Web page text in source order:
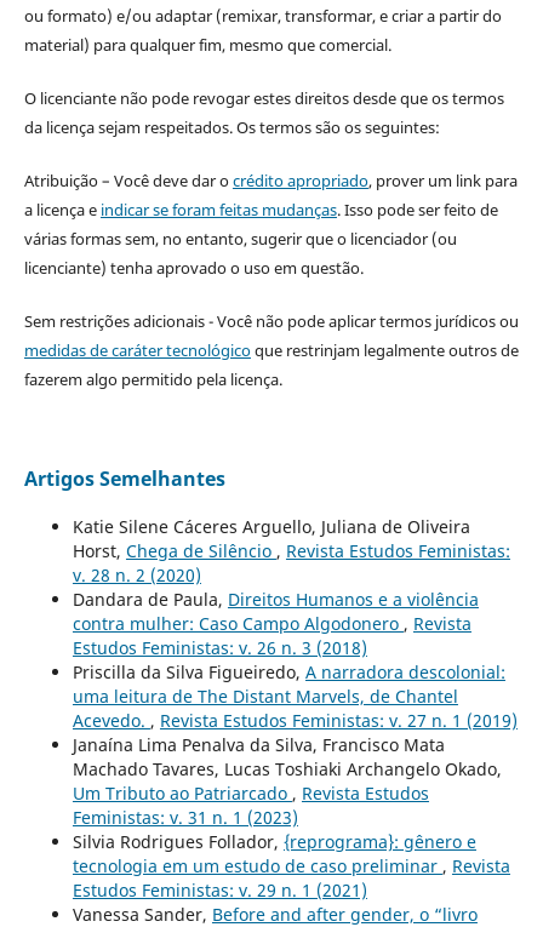
ou formato) e/ou adaptar (remixar, transformar, e criar a partir do
material) para qualquer fim, mesmo que comercial.
O licenciante não pode revogar estes direitos desde que os termos
da licença sejam respeitados. Os termos são os seguintes:
Atribuição – Você deve dar ocrédito apropriado, prover um link para
a licença e indicar se foram feitas mudanças. Isso pode ser feito de
várias formas sem, no entanto, sugerir que o licenciador (ou
licenciante) tenha aprovado o uso em questão.
Sem restrições adicionais - Você não pode aplicar termos jurídicos ou
medidas de caráter tecnológicoque restrinjam legalmente outros de
fazerem algo permitido pela licença.
Artigos Semelhantes
Katie Silene Cáceres Arguello, Juliana de Oliveira
Horst, Chega de Silêncio , Revista Estudos Feministas:
v. 28 n. 2 (2020)
Dandara de Paula, Direitos Humanos e a violência
contra mulher: Caso Campo Algodonero , Revista
Estudos Feministas: v. 26 n. 3 (2018)
Priscilla da Silva Figueiredo, A narradora descolonial:
uma leitura de The Distant Marvels, de Chantel
Acevedo. , Revista Estudos Feministas: v. 27 n. 1 (2019)
Janaína Lima Penalva da Silva, Francisco Mata
Machado Tavares, Lucas Toshiaki Archangelo Okado,
Um Tributo ao Patriarcado , Revista Estudos
Feministas: v. 31 n. 1 (2023)
Silvia Rodrigues Follador, {reprograma}: gênero e
tecnologia em um estudo de caso preliminar , Revista
Estudos Feministas: v. 29 n. 1 (2021)
Vanessa Sander, Before and after gender, o “livro